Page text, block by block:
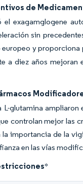
de
exagamglogene
sin
y
a diez años
L-glutamina
controlan mejor las
importancia de la
en las vías
*